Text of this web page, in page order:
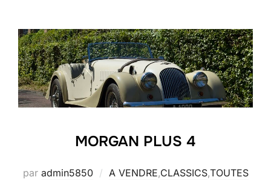
MORGAN PLUS 4
par admin5850 A VENDRE,CLASSICS,TOUTES